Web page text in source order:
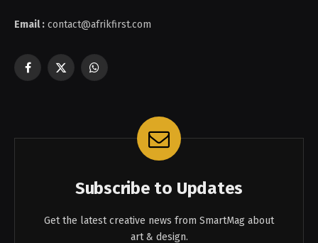
Email : contact@afrikfirst.com
Facebook
X
WhatsApp
Subscribe to Updates
Get the latest creative news from SmartMag about
art & design.